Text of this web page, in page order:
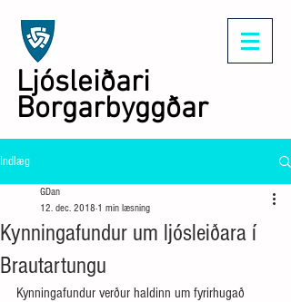
Ljósleiðari
Borgarbyggðar
Indlæg
Kynningafundur um ljósleiðara í
Brautartungu
GDan
12. dec. 2018 1 min læsning
Kynningafundur verður haldinn um fyrirhugað